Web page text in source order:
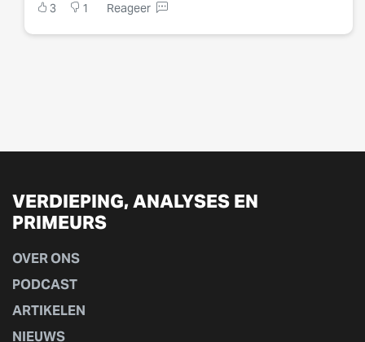
3 1 Reageer
VERDIEPING, ANALYSES EN
PRIMEURS
OVER ONS
PODCAST
ARTIKELEN
NIEUWS